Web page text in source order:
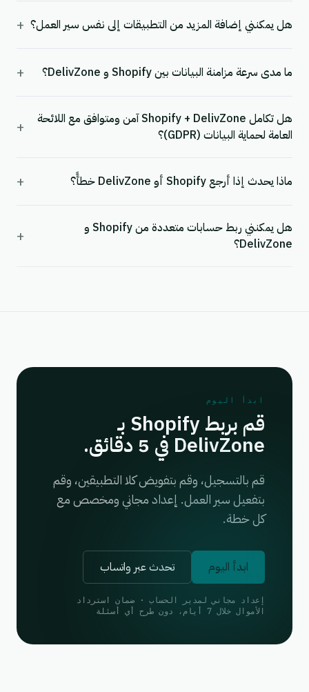
هل يمكنني إضافة المزيد من التطبيقات إلى نفس سير العمل؟ +
ما مدى سرعة مزامنة البيانات بين Shopify و DelivZone؟ +
هل تكامل Shopify + DelivZone آمن ومتوافق مع اللائحة
العامة لحماية البيانات (GDPR)؟
+
ماذا يحدث إذا أرجع Shopify أو DelivZone خطأً؟ +
هل يمكنني ربط حسابات متعددة من Shopify و
DelivZone؟
+
ابدأ اليوم
قم بربط Shopify بـ
DelivZone في 5 دقائق.
قم بالتسجيل، وقم بتفويض كلا التطبيقين، وقم
بتفعيل سير العمل. إعداد مجاني ومخصص مع
كل خطة.
ابدأ اليوم تحدث عبر واتساب
إعداد مجاني لمدير الحساب · ضمان استرداد
الأموال خلال 7 أيام، دون طرح أي أسئلة